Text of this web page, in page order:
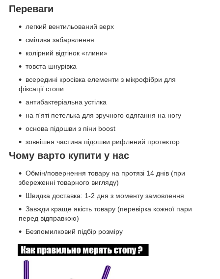
Переваги
легкий вентильований верх
смілива забарвлення
колірний відтінок «глини»
товста шнурівка
всередині кросівка елементи з мікрофібри для
фіксації стопи
антибактеріальна устілка
на п'яті петелька для зручного одягання на ногу
основа підошви з піни boost
зовнішня частина підошви рифлений протектор
Чому варто купити у нас
Обмін/повернення товару на протязі 14 днів (при
збереженні товарного вигляду)
Швидка доставка: 1-2 дня з моменту замовлення
Завжди краще якість товару (перевірка кожної пари
перед відправкою)
Безпомилковий підбір розміру